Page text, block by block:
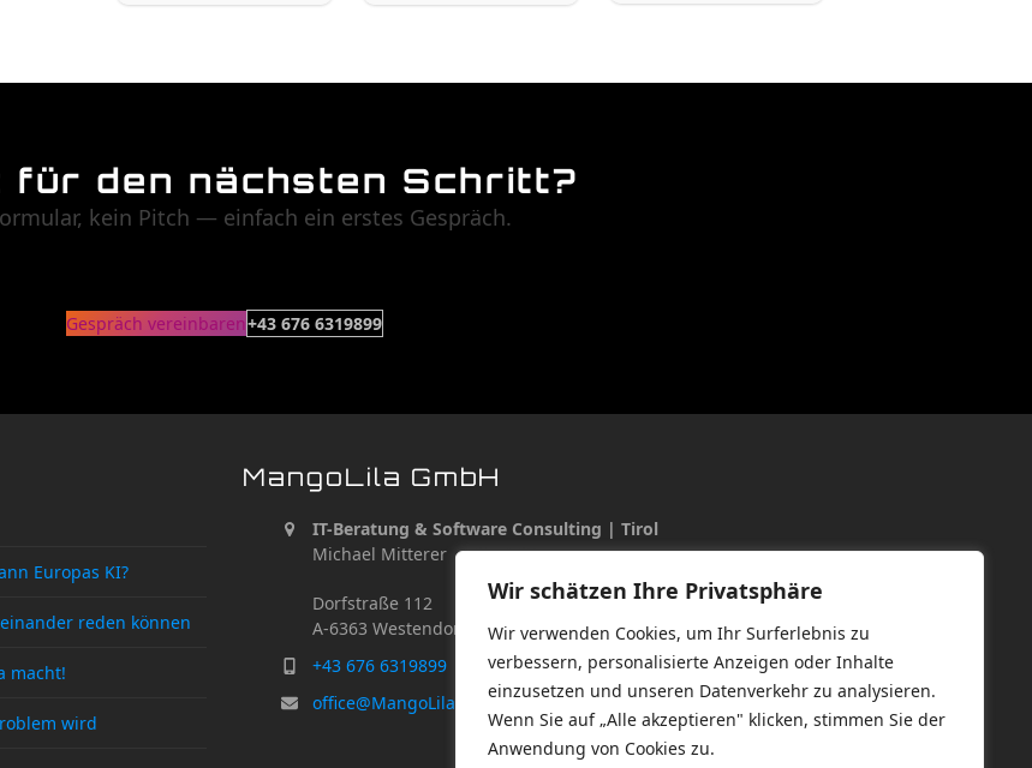
Wir schätzen Ihre Privatsphäre
Wir verwenden Cookies, um Ihr Surferlebnis zu
verbessern, personalisierte Anzeigen oder Inhalte
einzusetzen und unseren Datenverkehr zu analysieren.
Wenn Sie auf „Alle akzeptieren" klicken, stimmen Sie der
Anwendung von Cookies zu.
für den nächsten Schritt?
kein Pitch — einfach ein erstes Gespräch.
Gespräch vereinbaren+43 676 6319899
Europas KI?
reden können
macht!
wird
MangoLila GmbH
IT-Beratung & Software Consulting | Tirol
Michael Mitterer / Mike Mitterer
Dorfstraße 112
A-6363 Westendorf
+43 676 6319899
office@MangoLila.at